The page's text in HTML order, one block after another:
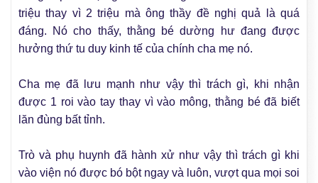
triệu thay vì 2 triệu mà ông thầy đề nghị quả là quá
đáng. Nó cho thấy, thằng bé dường hư đang được
hưởng thứ tu duy kinh tế của chính cha mẹ nó.
Cha mẹ đã lưu mạnh như vậy thì trách gì, khi nhận
được 1 roi vào tay thay vì vào mông, thằng bé đã biết
lăn đùng bất tỉnh.
Trò và phụ huynh đã hành xử như vậy thì trách gì khi
vào viện nó được bó bột ngay và luôn, vượt qua mọi soi